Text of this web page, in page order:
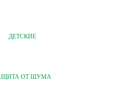
ДЕТСКИЕ
ОТ ШУМА